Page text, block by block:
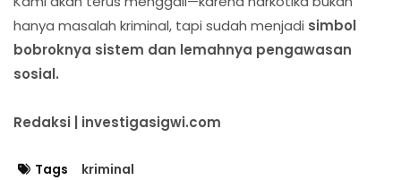
hanya masalah kriminal, tapi sudah menjadi simbol
bobroknya sistem dan lemahnya pengawasan
sosial.
Redaksi | investigasigwi.com
Tags kriminal